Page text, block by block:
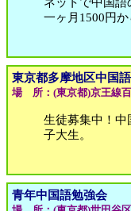
一ヶ月1500円
東京都多摩地区中国
場 所：(東京都)京王線
生徒募集中！中
子大生。
青年中国語勉強会